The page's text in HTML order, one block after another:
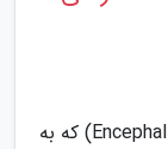
به گزارش مجله سرگرمی، در انسفالیت (Encephalitis) که به